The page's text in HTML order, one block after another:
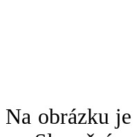
Na obrázku